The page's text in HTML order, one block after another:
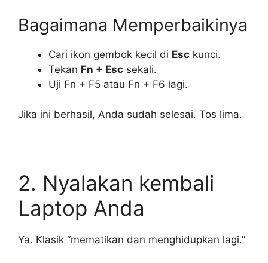
Bagaimana Memperbaikinya
Cari ikon gembok kecil di Esc kunci.
Tekan Fn + Esc sekali.
Uji Fn + F5 atau Fn + F6 lagi.
Jika ini berhasil, Anda sudah selesai. Tos lima.
2. Nyalakan kembali
Laptop Anda
Ya. Klasik “mematikan dan menghidupkan lagi.”